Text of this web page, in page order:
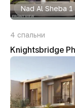
Nad Al Sheba 1
4 спальни
Knightsbridge